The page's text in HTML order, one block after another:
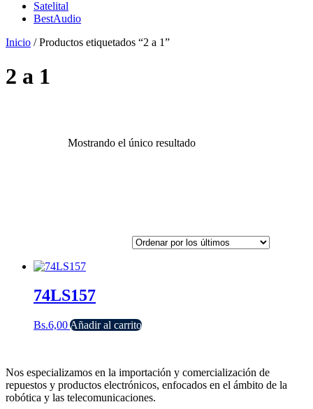
Satelital
BestAudio
Inicio / Productos etiquetados “2 a 1”
2 a 1
Mostrando el único resultado
74LS157
Bs.6,00Añadir al carrito
Nos especializamos en la importación y comercialización de
repuestos y productos electrónicos, enfocados en el ámbito de la
robótica y las telecomunicaciones.